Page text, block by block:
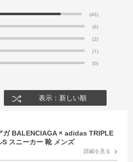
(45)
(6)
(2)
(1)
(0)
表示：新しい順
ガ BALENCIAGA × adidas TRIPLE
S スニーカー 靴 メンズ
詳細を見る